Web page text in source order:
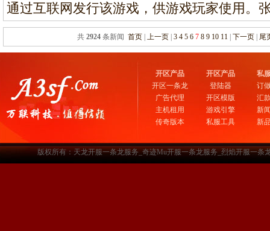
通过互联网发行该游戏，供游戏玩家使用。
共 2924条新闻 首页| 上一页| 3 4 5 6 7 8 9 10 11| 下一页| 尾
开区产品
开区一条龙
广告代理
主机租用
传奇版本
开区产品
登陆器
开区模版
游戏引擎
私服工具
私
订
汇
新
新
版权所有：天龙开服一条龙服务_奇迹Mu开服一条龙服务_烈焰开服一条